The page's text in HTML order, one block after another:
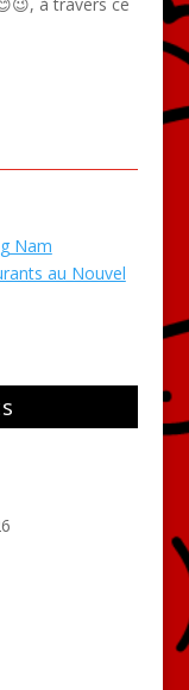
à travers ce
Nam
au Nouvel